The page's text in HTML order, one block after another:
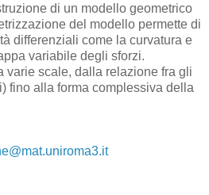
di un modello geometrico
del modello permette di
differenziali come la curvatura e
variabile degli sforzi.
varie scale, dalla relazione fra gli
fino alla forma complessiva della